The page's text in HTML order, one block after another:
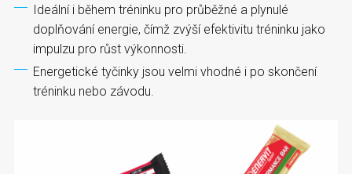
Ideální i během tréninku pro průběžné a plynulé
doplňování energie, čímž zvýší efektivitu tréninku jako
impulzu pro růst výkonnosti.
Energetické tyčinky jsou velmi vhodné i po skončení
tréninku nebo závodu.